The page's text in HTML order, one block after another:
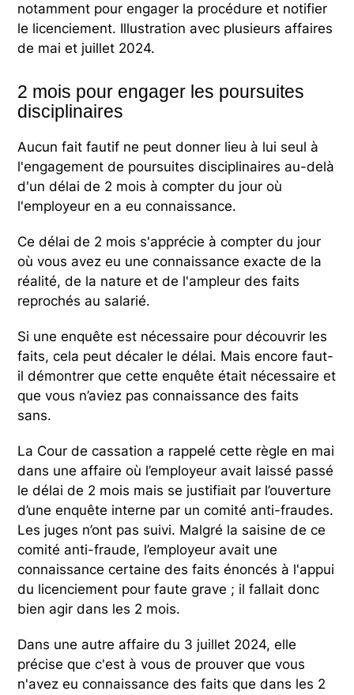
notamment pour engager la procédure et notifier
le licenciement. Illustration avec plusieurs affaires
de mai et juillet 2024.
2 mois pour engager les poursuites
disciplinaires
Aucun fait fautif ne peut donner lieu à lui seul à
l'engagement de poursuites disciplinaires au-delà
d'un délai de 2 mois à compter du jour où
l'employeur en a eu connaissance.
Ce délai de 2 mois s'apprécie à compter du jour
où vous avez eu une connaissance exacte de la
réalité, de la nature et de l'ampleur des faits
reprochés au salarié.
Si une enquête est nécessaire pour découvrir les
faits, cela peut décaler le délai. Mais encore faut-
il démontrer que cette enquête était nécessaire et
que vous n’aviez pas connaissance des faits
sans.
La Cour de cassation a rappelé cette règle en mai
dans une affaire où l’employeur avait laissé passé
le délai de 2 mois mais se justifiait par l’ouverture
d’une enquête interne par un comité anti-fraudes.
Les juges n’ont pas suivi. Malgré la saisine de ce
comité anti-fraude, l’employeur avait une
connaissance certaine des faits énoncés à l'appui
du licenciement pour faute grave ; il fallait donc
bien agir dans les 2 mois.
Dans une autre affaire du 3 juillet 2024, elle
précise que c'est à vous de prouver que vous
n'avez eu connaissance des faits que dans les 2